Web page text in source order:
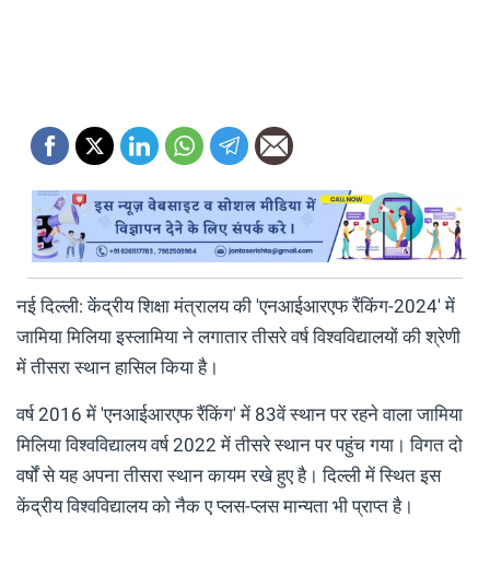
नई दिल्ली: केंद्रीय शिक्षा मंत्रालय की 'एनआईआरएफ रैंकिंग-2024' में
जामिया मिलिया इस्लामिया ने लगातार तीसरे वर्ष विश्वविद्यालयों की श्रेणी
में तीसरा स्थान हासिल किया है।
वर्ष 2016 में 'एनआईआरएफ रैंकिंग' में 83वें स्थान पर रहने वाला जामिया
मिलिया विश्वविद्यालय वर्ष 2022 में तीसरे स्थान पर पहुंच गया। विगत दो
वर्षों से यह अपना तीसरा स्थान कायम रखे हुए है। दिल्ली में स्थित इस
केंद्रीय विश्वविद्यालय को नैक ए प्लस-प्लस मान्यता भी प्राप्त है।